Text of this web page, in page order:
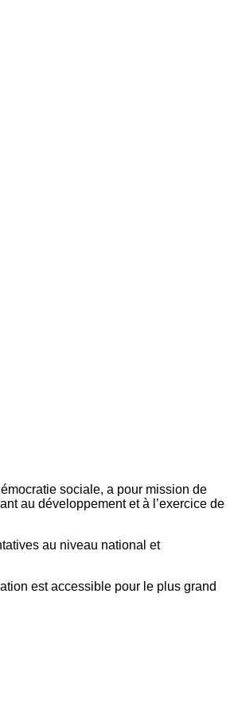
sociale, a pour mission de
au développement et à l’exercice de
au niveau national et
est accessible pour le plus grand